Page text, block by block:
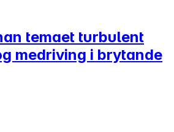
temaet turbulent
medriving i brytande